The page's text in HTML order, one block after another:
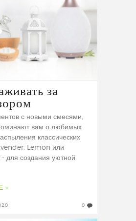
за
с новыми смесями,
вам о любимых
классических
Lemon или
для создания уютной
»
0